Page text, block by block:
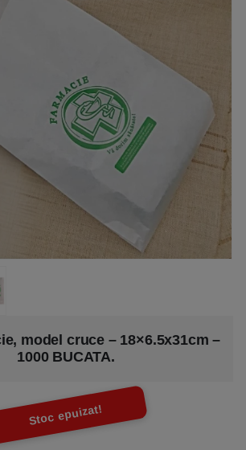
model cruce – 18×6.5x31cm –
1000 BUCATA.
Stoc epuizat!